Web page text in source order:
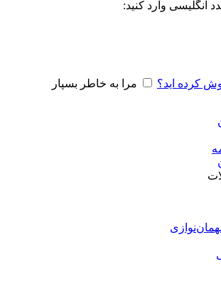
انگلیسی وارد کنید:
کرده اید؟ مرا به خاطر بسپار